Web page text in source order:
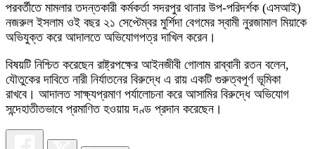
পরবর্তীতে মামলার তদন্তকারী কর্মকর্তা সদরপুর থানার উপ-পরিদর্শক (এসআই)
নজরুল ইসলাম ওই বছর ২১ সেপ্টেম্বর মুর্শিদা বেগমের স্বামী নুরজামাল মিয়াকে
অভিযুক্ত করে আদালতে অভিযোগপত্র দাখিল করেন।
বিষয়টি নিশ্চিত করেছেন রাষ্ট্রপক্ষের আইনজীবী গোলাম রাব্বানী রতন বলেন,
যৌতুকের দাবিতে নারী নির্যাতনের বিরুদ্ধে এ রায় একটি গুরুত্বপূর্ণ ভূমিকা
রাখবে। আদালত সাক্ষ্যপ্রমাণ পর্যালোচনা করে আসামির বিরুদ্ধে অভিযোগ
সন্দেহাতীতভাবে প্রমাণিত হওয়ায় দণ্ড প্রদান করেছেন।